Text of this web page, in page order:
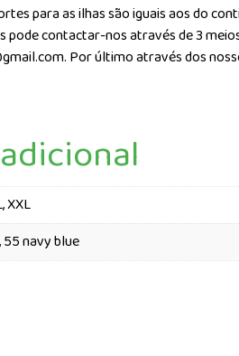
para as ilhas são iguais aos do
pode contactar-nos através de 3
Por último através dos
XXL
55 navy blue